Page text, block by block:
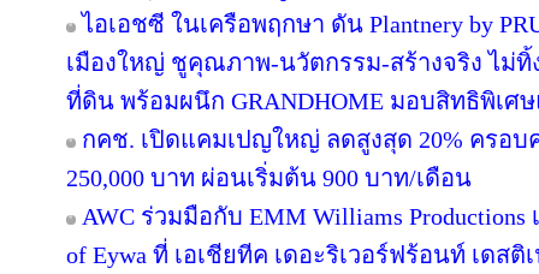
ไอเอชซี ในเครือพฤกษา ดัน Plantnery by
เมืองใหญ่ ชูคุณภาพ-นวัตกรรม-สร้างจริง ไม่ทิ้
ที่ดิน พร้อมผนึก GRANDHOME มอบสิทธิพิเศ
กคช. เปิดแคมเปญใหญ่ ลดสูงสุด 20% ครอบ
250,000 บาท ผ่อนเริ่มต้น 900 บาท/เดือน
AWC ร่วมมือกับ EMM Williams Productions
of Eywa ที่ เอเชียทีค เดอะริเวอร์ฟร้อนท์ เดสติ